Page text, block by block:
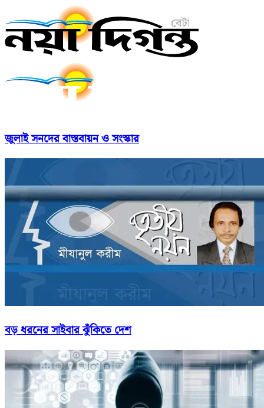
জুলাই সনদের বাস্তবায়ন ও সংস্কার
বড় ধরনের সাইবার ঝুঁকিতে দেশ